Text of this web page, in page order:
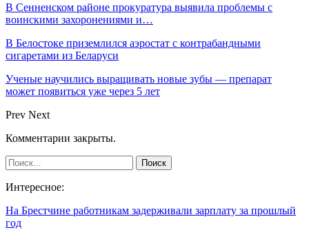
В Сенненском районе прокуратура выявила проблемы с
воинскими захоронениями и…
В Белостоке приземлился аэростат с контрабандными
сигаретами из Беларуси
Ученые научились выращивать новые зубы — препарат
может появиться уже через 5 лет
Prev Next
Комментарии закрыты.
Интересное:
На Брестчине работникам задерживали зарплату за прошлый
год